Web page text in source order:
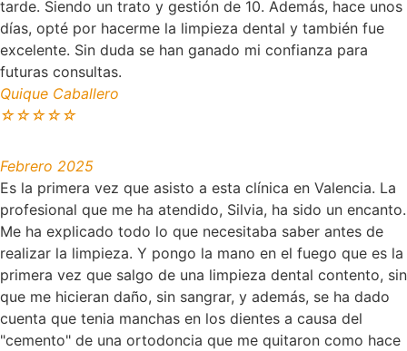
tarde. Siendo un trato y gestión de 10. Además, hace unos
días, opté por hacerme la limpieza dental y también fue
excelente. Sin duda se han ganado mi confianza para
futuras consultas.
Quique Caballero
☆☆☆☆☆
Febrero 2025
Es la primera vez que asisto a esta clínica en Valencia. La
profesional que me ha atendido, Silvia, ha sido un encanto.
Me ha explicado todo lo que necesitaba saber antes de
realizar la limpieza. Y pongo la mano en el fuego que es la
primera vez que salgo de una limpieza dental contento, sin
que me hicieran daño, sin sangrar, y además, se ha dado
cuenta que tenia manchas en los dientes a causa del
"cemento" de una ortodoncia que me quitaron como hace